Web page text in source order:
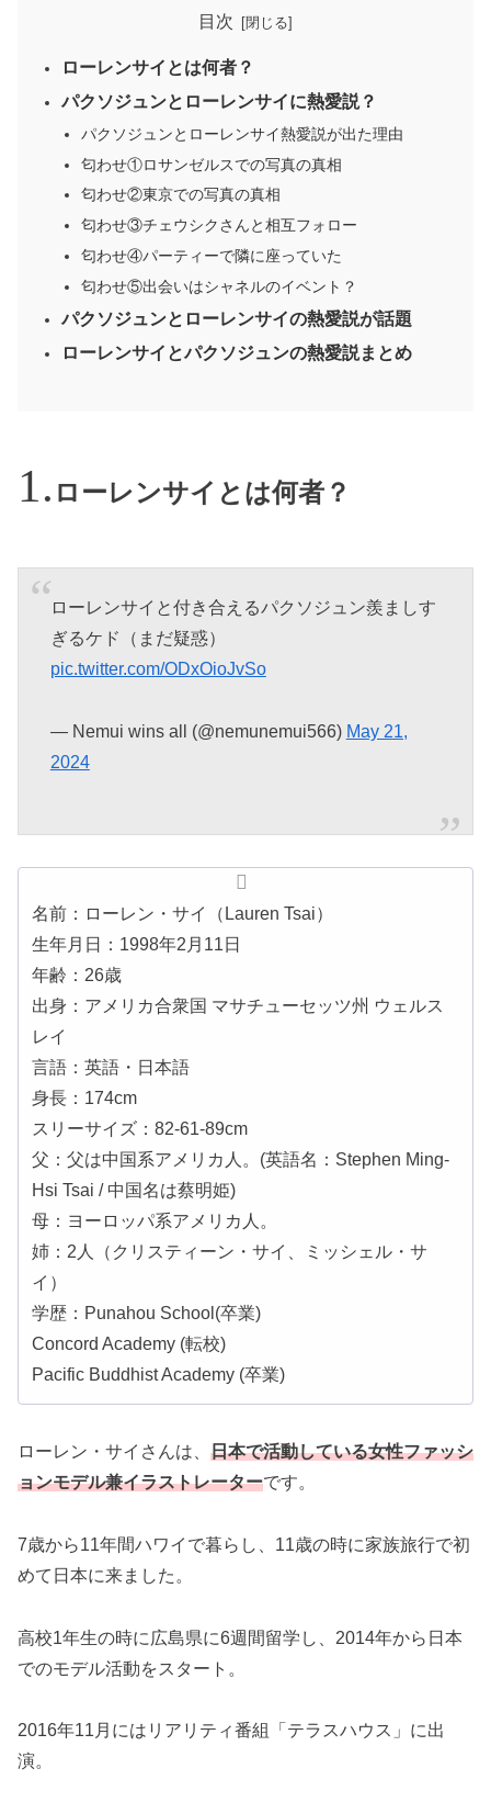
目次
ローレンサイとは何者？
パクソジュンとローレンサイに熱愛説？
パクソジュンとローレンサイ熱愛説が出た理由
匂わせ①ロサンゼルスでの写真の真相
匂わせ②東京での写真の真相
匂わせ③チェウシクさんと相互フォロー
匂わせ④パーティーで隣に座っていた
匂わせ⑤出会いはシャネルのイベント？
パクソジュンとローレンサイの熱愛説が話題
ローレンサイとパクソジュンの熱愛説まとめ
ローレンサイとは何者？
ローレンサイと付き合えるパクソジュン羨ましす
ぎるケド（まだ疑惑）
pic.twitter.com/ODxOioJvSo
— Nemui wins all (@nemunemui566) May 21,
2024
名前：ローレン・サイ（Lauren Tsai）
生年月日：1998年2月11日
年齢：26歳
出身：アメリカ合衆国 マサチューセッツ州 ウェルス
レイ
言語：英語・日本語
身長：174cm
スリーサイズ：82-61-89cm
父：父は中国系アメリカ人。(英語名：Stephen Ming-
Hsi Tsai / 中国名は蔡明姫)
母：ヨーロッパ系アメリカ人。
姉：2人（クリスティーン・サイ、ミッシェル・サ
イ）
学歴：Punahou School(卒業)
Concord Academy (転校)
Pacific Buddhist Academy (卒業)
ローレン・サイさんは、 日本で活動している女性ファッシ
ョンモデル兼イラストレーターです。
7歳から11年間ハワイで暮らし、11歳の時に家族旅行で初
めて日本に来ました。
高校1年生の時に広島県に6週間留学し、2014年から日本
でのモデル活動をスタート。
2016年11月にはリアリティ番組「テラスハウス」に出
演。